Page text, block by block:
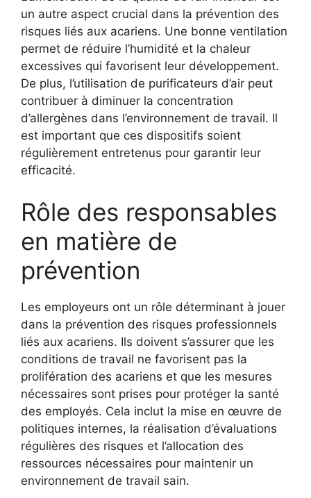
un autre aspect crucial dans la prévention des
risques liés aux acariens. Une bonne ventilation
permet de réduire l’humidité et la chaleur
excessives qui favorisent leur développement.
De plus, l’utilisation de purificateurs d’air peut
contribuer à diminuer la concentration
d’allergènes dans l’environnement de travail. Il
est important que ces dispositifs soient
régulièrement entretenus pour garantir leur
efficacité.
Rôle des responsables
en matière de
prévention
Les employeurs ont un rôle déterminant à jouer
dans la prévention des risques professionnels
liés aux acariens. Ils doivent s’assurer que les
conditions de travail ne favorisent pas la
prolifération des acariens et que les mesures
nécessaires sont prises pour protéger la santé
des employés. Cela inclut la mise en œuvre de
politiques internes, la réalisation d’évaluations
régulières des risques et l’allocation des
ressources nécessaires pour maintenir un
environnement de travail sain.